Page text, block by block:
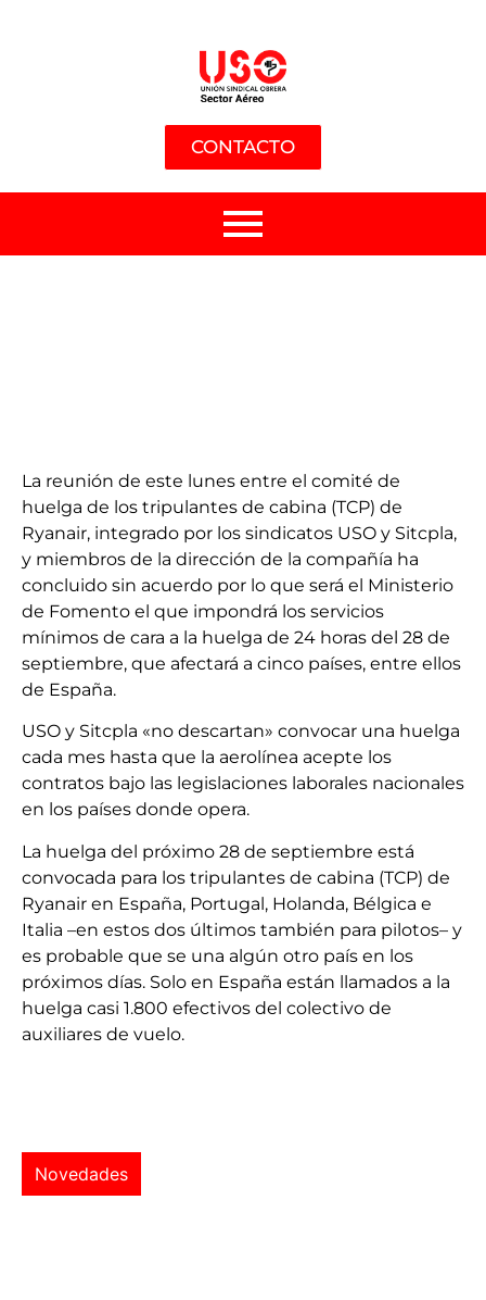
CONTACTO
La reunión de este lunes entre el comité de
huelga de los tripulantes de cabina (TCP) de
Ryanair, integrado por los sindicatos USO y Sitcpla,
y miembros de la dirección de la compañía ha
concluido sin acuerdo por lo que será el Ministerio
de Fomento el que impondrá los servicios
mínimos de cara a la huelga de 24 horas del 28 de
septiembre, que afectará a cinco países, entre ellos
de España.
USO y Sitcpla «no descartan» convocar una huelga
cada mes hasta que la aerolínea acepte los
contratos bajo las legislaciones laborales nacionales
en los países donde opera.
La huelga del próximo 28 de septiembre está
convocada para los tripulantes de cabina (TCP) de
Ryanair en España, Portugal, Holanda, Bélgica e
Italia –en estos dos últimos también para pilotos– y
es probable que se una algún otro país en los
próximos días. Solo en España están llamados a la
huelga casi 1.800 efectivos del colectivo de
auxiliares de vuelo.
Novedades